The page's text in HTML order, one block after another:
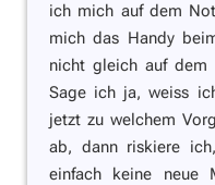
ich mich auf dem
mich das Handy
nicht gleich auf dem
Sage ich ja, weiss
jetzt zu welchem
ab, dann riskiere
einfach keine neue